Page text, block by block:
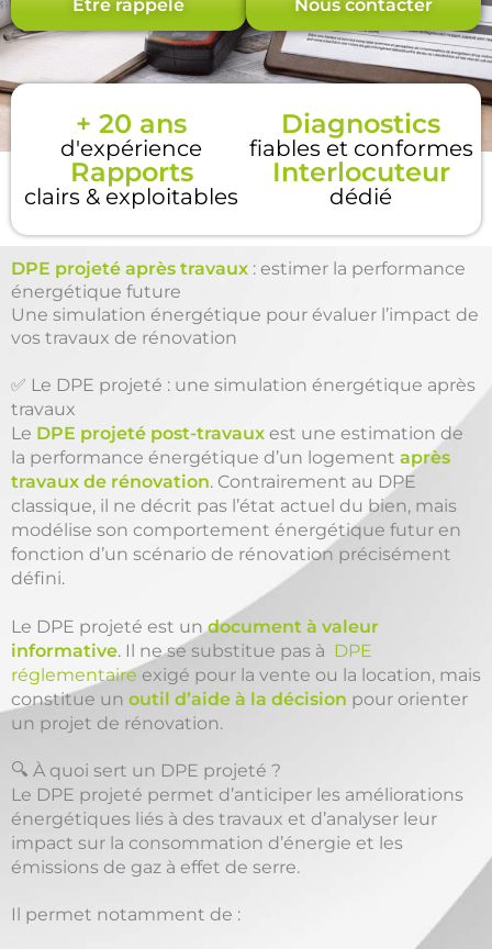
Être rappelé Nous contacter
+ 20 ans
d'expérience
Diagnostics
fiables et conformes
Rapports
clairs & exploitables
Interlocuteur
dédié
DPE projeté après travaux : estimer la performance
énergétique future
Une simulation énergétique pour évaluer l’impact de
vos travaux de rénovation
✅ Le DPE projeté : une simulation énergétique après
travaux
Le DPE projeté post-travaux est une estimation de
la performance énergétique d’un logement après
travaux de rénovation. Contrairement au DPE
classique, il ne décrit pas l’état actuel du bien, mais
modélise son comportement énergétique futur en
fonction d’un scénario de rénovation précisément
défini.
Le DPE projeté est un document à valeur
informative. Il ne se substitue pas à DPE
réglementaireexigé pour la vente ou la location, mais
constitue un outil d’aide à la décision pour orienter
un projet de rénovation.
🔍 À quoi sert un DPE projeté ?
Le DPE projeté permet d’anticiper les améliorations
énergétiques liés à des travaux et d’analyser leur
impact sur la consommation d’énergie et les
émissions de gaz à effet de serre.
Il permet notamment de :